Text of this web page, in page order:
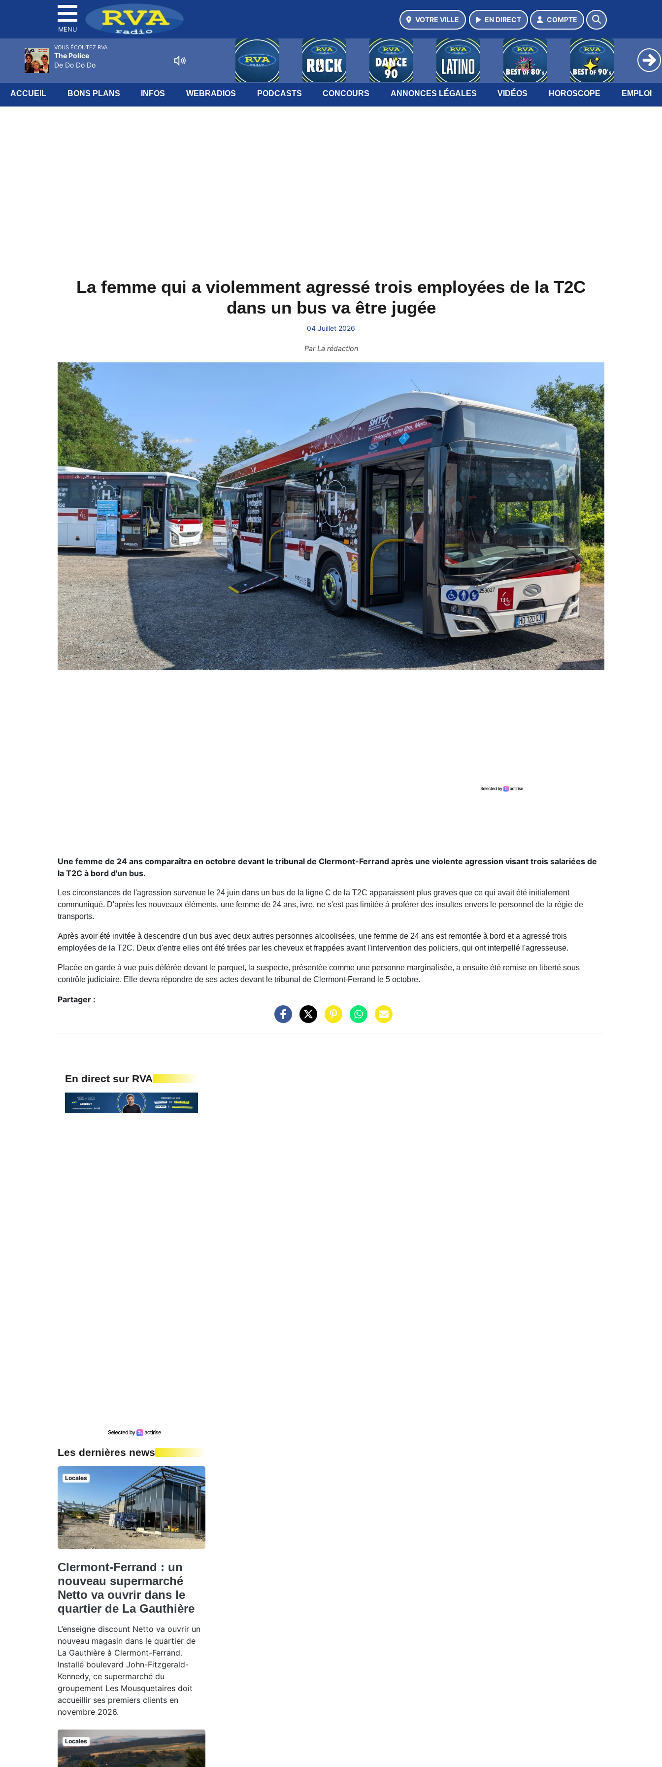
MENU
VOTRE VILLE EN DIRECT COMPTE
ACCUEIL BONS PLANS INFOS WEBRADIOS PODCASTS CONCOURS ANNONCES LÉGALES VIDÉOS HOROSCOPE EMPLOI
La femme qui a violemment agressé trois employées de la T2C
dans un bus va être jugée
04 Juillet 2026
ParLa rédaction
Une femme de 24 ans comparaîtra en octobre devant le tribunal de Clermont-Ferrand après une violente agression visant trois salariées de
la T2C à bord d'un bus.
Les circonstances de l'agression survenue le 24 juin dans un bus de la ligne C de la T2C apparaissent plus graves que ce qui avait été initialement
communiqué. D'après les nouveaux éléments, une femme de 24 ans, ivre, ne s'est pas limitée à proférer des insultes envers le personnel de la régie de
transports.
Après avoir été invitée à descendre d'un bus avec deux autres personnes alcoolisées, une femme de 24 ans est remontée à bord et a agressé trois
employées de la T2C. Deux d'entre elles ont été tirées par les cheveux et frappées avant l'intervention des policiers, qui ont interpellé l'agresseuse.
Placée en garde à vue puis déférée devant le parquet, la suspecte, présentée comme une personne marginalisée, a ensuite été remise en liberté sous
contrôle judiciaire. Elle devra répondre de ses actes devant le tribunal de Clermont-Ferrand le 5 octobre.
Partager :
En direct sur RVA
Les dernières news
Locales
Clermont-Ferrand : un
nouveau supermarché
Netto va ouvrir dans le
quartier de La Gauthière
L’enseigne discount Netto va ouvrir un
nouveau magasin dans le quartier de
La Gauthière à Clermont-Ferrand.
Installé boulevard John-Fitzgerald-
Kennedy, ce supermarché du
groupement Les Mousquetaires doit
accueillir ses premiers clients en
novembre 2026.
Locales
VOUS ÉCOUTEZ RVA
The Police
De Do Do Do